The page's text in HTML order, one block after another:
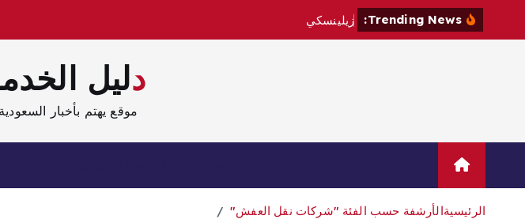
ز يلينسكي
دليل
موقع يهتم بأخبار
الرئيسيةالأرشفة حسب الفئة "شركات نقل العفش"